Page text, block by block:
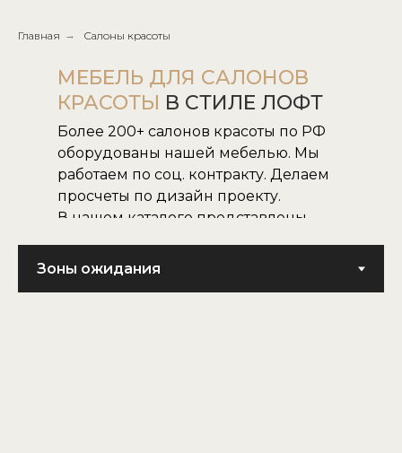
Главная → Салоны красоты
МЕБЕЛЬ ДЛЯ САЛОНОВ
КРАСОТЫ В СТИЛЕ ЛОФТ
Более 200+ салонов красоты по РФ
оборудованы нашей мебелью. Мы
работаем по соц. контракту. Делаем
просчеты по дизайн проекту.
В нашем каталоге представлены